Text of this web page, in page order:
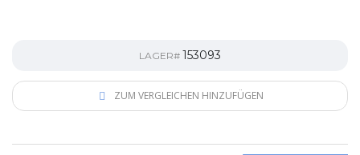
LAGER# 153093
ZUM VERGLEICHEN HINZUFÜGEN